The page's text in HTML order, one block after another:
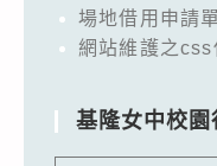
場地借用申請單
網站維護之css
基隆女中校園